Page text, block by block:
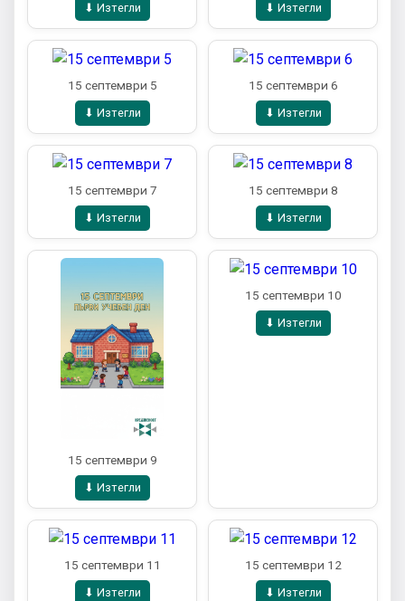
⬇ Изтегли ⬇ Изтегли
15 септември 5
⬇ Изтегли
15 септември 6
⬇ Изтегли
15 септември 7
⬇ Изтегли
15 септември 8
⬇ Изтегли
15 септември 9
⬇ Изтегли
15 септември 10
⬇ Изтегли
15 септември 11
⬇ Изтегли
15 септември 12
⬇ Изтегли